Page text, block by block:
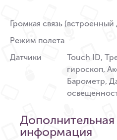
Громкая связь
Режим полета
Датчики
Touch ID,
гироскоп,
Барометр,
Дополнительная
информация